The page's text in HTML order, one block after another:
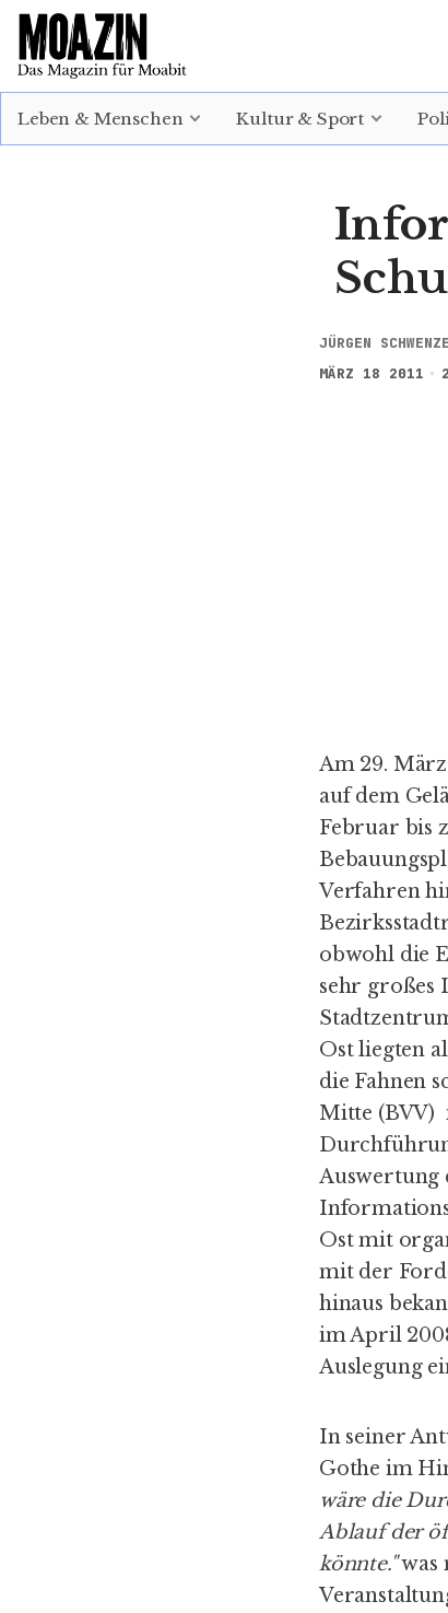
Leben & Menschen Kultur & Sport
EINLOGGEN ABONNIEREN
JÜRGEN
MÄRZ 18 2011
Am 29.
auf dem
Februar bis
Verfahren
obwohl die
sehr großes
Ostliegten
die Fahnen
Mitte (BVV)
Auswertung
Ost mit
mit der
hinaus
im April
Auslegung
In seiner
Gothe im
wäre die
Ablauf der
könnte."was